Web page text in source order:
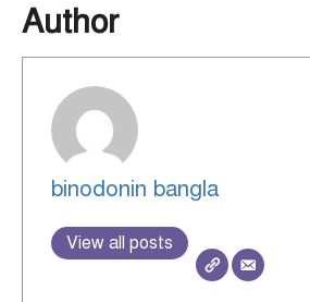
Author
binodonin bangla
View all posts